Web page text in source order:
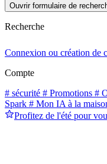
Ouvrir formulaire de
Recherche
Connexion ou création de
Compte
# sécurité # Promotions #
Spark # Mon IA à la
Profitez de l'été pour